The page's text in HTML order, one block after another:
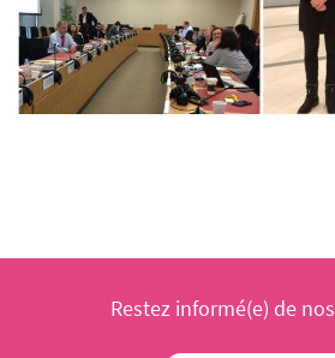
Restez informé(e) de